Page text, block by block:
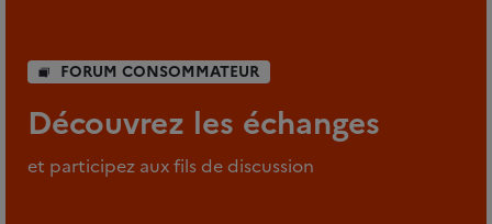
FORUM CONSOMMATEUR
Découvrez les échanges
et participez aux fils de discussion